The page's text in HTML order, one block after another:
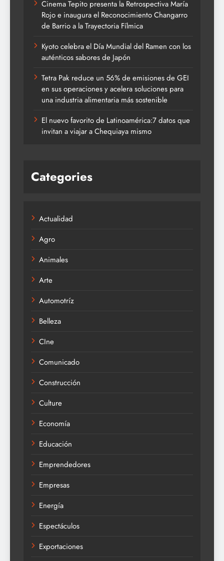
Cinema Tepito presenta la Retrospectiva María
Rojo e inaugura el Reconocimiento Changarro
de Barrio a la Trayectoria Fílmica
Kyoto celebra el Día Mundial del Ramen con los
auténticos sabores de Japón
Tetra Pak reduce un 56% de emisiones de GEI
en sus operaciones y acelera soluciones para
una industria alimentaria más sostenible
El nuevo favorito de Latinoamérica:7 datos que
invitan a viajar a Chequiaya mismo
Categories
Actualidad
Agro
Animales
Arte
Automotríz
Belleza
CIne
Comunicado
Construcción
Culture
Economía
Educación
Emprendedores
Empresas
Energía
Espectáculos
Exportaciones